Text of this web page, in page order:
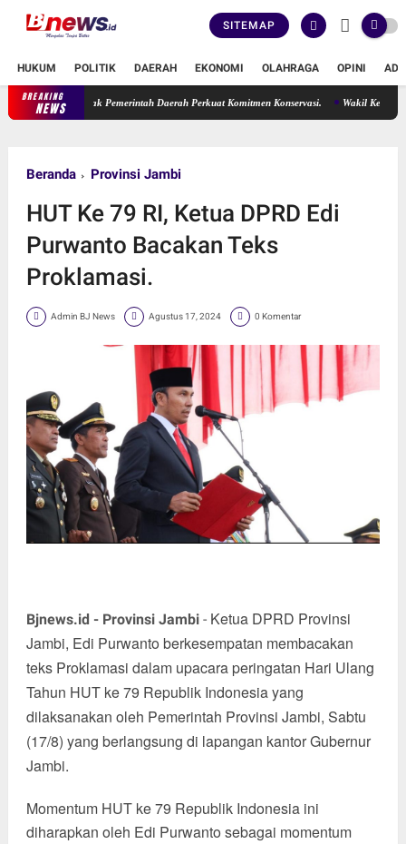
SITEMAP
HUKUM POLITIK DAERAH EKONOMI OLAHRAGA OPINI
BREAKING
NEWS Candi Muaro Jambi Terabaikan, Ade Erma Suryani Desak
Beranda Provinsi Jambi
HUT Ke 79 RI, Ketua DPRD Edi
Purwanto Bacakan Teks
Proklamasi.
Admin BJ News Agustus 17, 2024 0 Komentar
Bjnews.id - Provinsi Jambi- Ketua DPRD Provinsi
Jambi, Edi Purwanto berkesempatan membacakan
teks Proklamasi dalam upacara peringatan Hari Ulang
Tahun HUT ke 79 Republik Indonesia yang
dilaksanakan oleh Pemerintah Provinsi Jambi, Sabtu
(17/8) yang berlangsung di lapangan kantor Gubernur
Jambi.
Momentum HUT ke 79 Republik Indonesia ini
diharapkan oleh Edi Purwanto sebagai momentum